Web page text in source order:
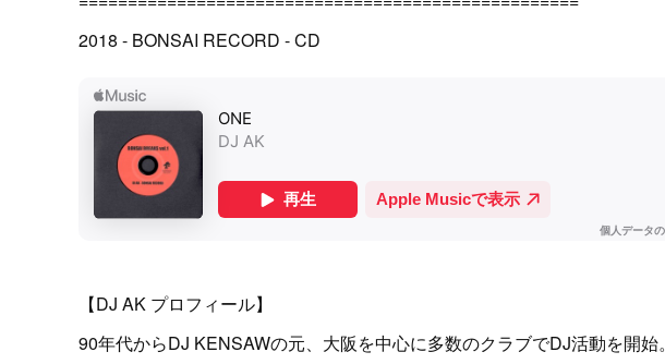
2018 - BONSAI RECORD - CD
【DJ AK プロフィール】
90年代からDJ KENSAWの元、大阪を中心に多数のクラブでDJ活動を開始。